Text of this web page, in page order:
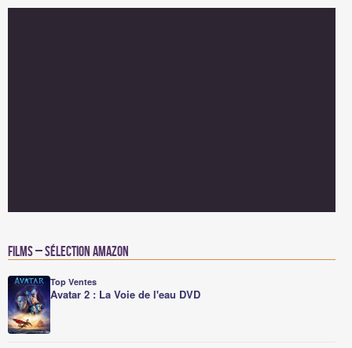
Films – Sélection Amazon
Top Ventes
Avatar 2 : La Voie de l'eau DVD